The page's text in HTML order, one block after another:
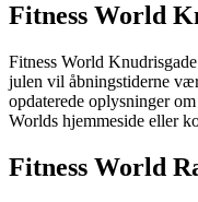
Fitness World
Fitness World
julen vil åbningstiderne
opdaterede oplysninger
Worlds hjemmeside eller
Fitness World